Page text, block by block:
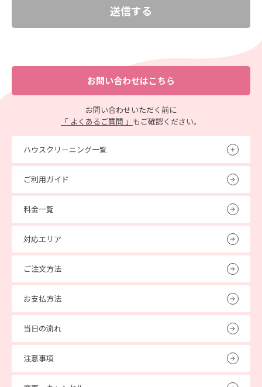
お問い合わせはこちら
お問い合わせいただく前に
「 よくあるご質問 」 もご確認ください。
ハウスクリーニング一覧
ご利用ガイド
料金一覧
対応エリア
ご注文方法
お支払方法
当日の流れ
注意事項